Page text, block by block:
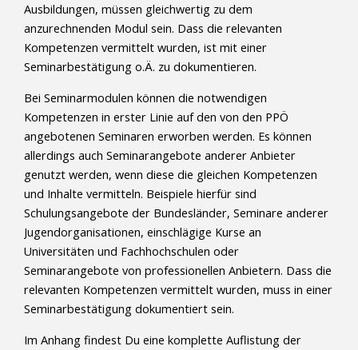
Ausbildungen, müssen gleichwertig zu dem
anzurechnenden Modul sein. Dass die relevanten
Kompetenzen vermittelt wurden, ist mit einer
Seminarbestätigung o.Ä. zu dokumentieren.
Bei Seminarmodulen können die notwendigen
Kompetenzen in erster Linie auf den von den PPÖ
angebotenen Seminaren erworben werden. Es können
allerdings auch Seminarangebote anderer Anbieter
genutzt werden, wenn diese die gleichen Kompetenzen
und Inhalte vermitteln. Beispiele hierfür sind
Schulungsangebote der Bundesländer, Seminare anderer
Jugendorganisationen, einschlägige Kurse an
Universitäten und Fachhochschulen oder
Seminarangebote von professionellen Anbietern. Dass die
relevanten Kompetenzen vermittelt wurden, muss in einer
Seminarbestätigung dokumentiert sein.
Im Anhang findest Du eine komplette Auflistung der